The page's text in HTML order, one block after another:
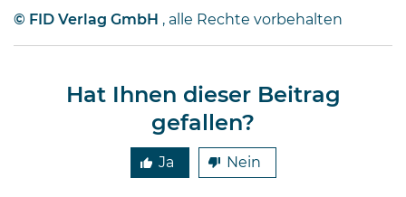
Diese Männer haben Imperien
ganzen Welt …
© FID Verlag GmbH , alle Rechte vorbehalten
Hat Ihnen dieser Beitrag
gefallen?
Ja Nein